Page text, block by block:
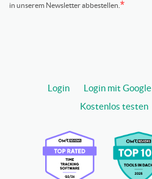
in unserem Newsletter abbestellen.
Login Login mit Google
Kostenlos testen